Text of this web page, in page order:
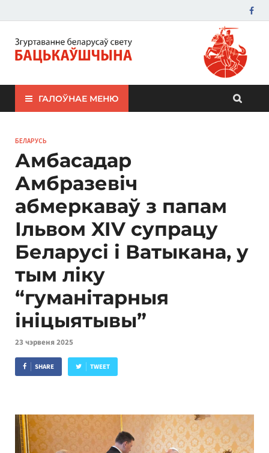
ЗБС "Бацькаўшчына"
ГАЛОЎНАЕ МЕНЮ
БЕЛАРУСЬ
Амбасадар
Амбразевіч
абмеркаваў з папам
Ільвом XIV супрацу
Беларусі і Ватыкана, у
тым ліку
“гуманітарныя
ініцыятывы”
23 чэрвеня 2025
SHARE TWEET